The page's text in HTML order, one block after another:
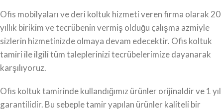
Ofis mobilyaları ve deri koltuk hizmeti veren firma olarak 20
yıllık birikim ve tecrübenin vermiş olduğu çalışma azmiyle
sizlerin hizmetinizde olmaya devam edecektir. Ofis koltuk
tamiri ile ilgili tüm taleplerinizi tecrübelerimize dayanarak
karşılıyoruz.
Ofis koltuk tamirinde kullandığımız ürünler orijinaldir ve 1 yıl
garantilidir. Bu sebeple tamir yapılan ürünler kaliteli bir